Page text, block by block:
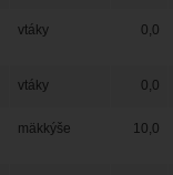
vtáky 0,0
vtáky 0,0
mäkkýše 10,0